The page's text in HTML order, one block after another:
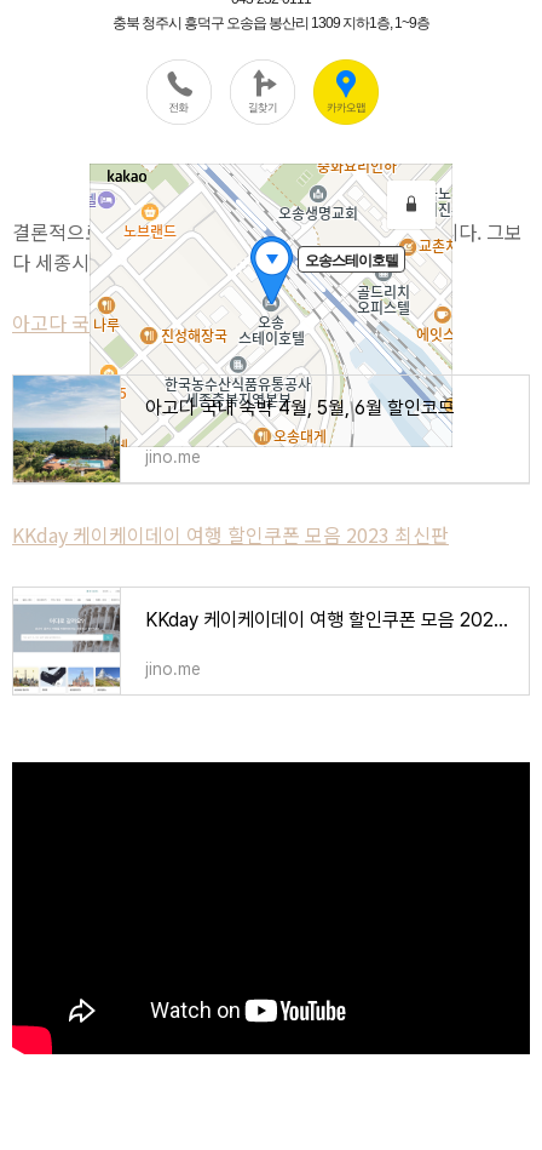
결론적으로 다음 세종시 출장에도 이용할 의향이 있습니다. 그보
다 세종시에 가성비 호텔좀 생겼으면 좋겠네요.
아고다 국내 숙박 4월, 5월, 6월 할인코드
아고다 국내 숙박 4월, 5월, 6월 할인코드
jino.me
KKday 케이케이데이 여행 할인쿠폰 모음 2023 최신판
KKday 케이케이데이 여행 할인쿠폰 모음 2023 최신판
jino.me